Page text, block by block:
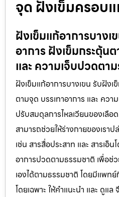
จุด ฝังเข็มครอบ
ฝังเข็มแก้อาการบางเ
อาการ ฝังเข็มกระตุ้น
และ ความเจ็บปวดตา
ฝังเข็มแก้อาการบางเขน รับฝัง
ตามจุด บรรเทาอาการ และ คว
ปรับสมดุลการไหลเวียนของเลื
สามารถช่วยให้ร่างกายของเรา
เช่น สารสื่อประสาท และ สารเอ็
อาการปวดตามธรรมชาติ เพื่อช่
เองได้ตามธรรมชาติ โดยมีแพท
โดยเฉพาะ ให้คำแนะนำ และ ดูแ